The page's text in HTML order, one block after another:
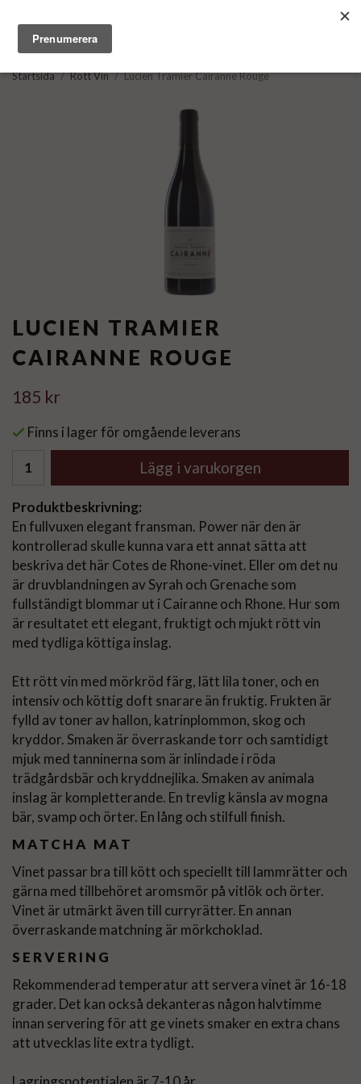
Startsida / Rött Vin / Lucien Tramier Cairanne Rouge
LUCIEN TRAMIER
CAIRANNE ROUGE
185 kr
Finns i lager för omgående leverans
Lägg i varukorgen
Produktbeskrivning:
En fullvuxen elegant fransman. Power när den är
kontrollerad skulle kunna vara ett annat sätta att
beskriva det här Cotes de Rhone-vinet. Eller om det nu
är druvblandningen av Syrah och Grenache som
fullständigt blommar ut i Cairanne och Rhone. Hur som
är resultatet ett elegant, fruktigt och mjukt rött vin
med tydliga köttiga inslag.
Ett rött vin med mörkröd färg, lätt lila toner, och en
intensiv och köttig doft snarare än fruktig. Frukten är
fylld av toner av hallon, katrinplommon, skog och
kryddor. Smaken är överraskande torr och samtidigt
mjuk med tanninerna som är inlindade i röda
trädgårdsbär och kryddnejlika. Smaken av animala
inslag är kompletterande. En trevlig känsla av mogna
bär, svamp och örter. En lång och stilfull finish.
MATCHA MAT
Vinet passar bra till kött och speciellt till lammrätter och
gärna med tillbehöret aromsmör på vitlök och örter.
Vinet är utmärkt även till curryrätter. En annan
överraskande matchning är mörkchoklad.
SERVERING
Rekommenderad temperatur att servera vinet är 16-18
grader. Det kan också dekanteras någon halvtimme
innan servering för att ge vinets smaker en extra chans
att utvecklas lite extra tydligt.